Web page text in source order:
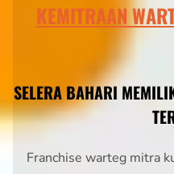
KEMITRAAN
SELERA BAHARI
Franchise warteg mitra